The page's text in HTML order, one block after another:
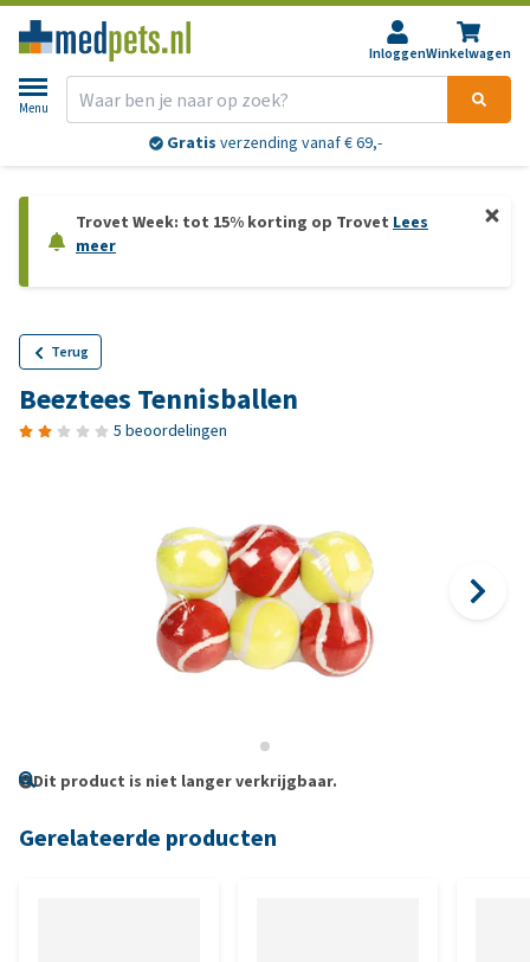
InloggenWinkelwagen
Menu
Gratis verzending vanaf € 69,-
Trovet Week: tot 15% korting op Trovet Lees
meer
Terug
Beeztees Tennisballen
5 beoordelingen
Dit product is niet langer verkrijgbaar.
Gerelateerde producten